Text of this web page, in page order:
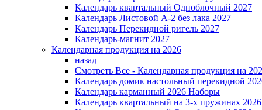
Календарь квартальный Одноблочный 2027
Календарь Листовой А-2 без лака 2027
Календарь Перекидной ригель 2027
Календарь-магнит 2027
Календарная продукция на 2026
назад
Смотреть Все - Календарная продукция на
Календарь домик настольный перекидной
Календарь карманный 2026 Наборы
Календарь квартальный на 3-х пружинах 2026